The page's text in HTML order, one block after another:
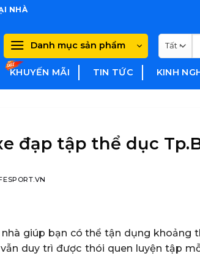
NHÀ
Danh mục sản phẩm
KHUYẾN MÃI TIN TỨC KINH
đạp tập thể dục
giúp bạn có thể tận dụng khoảng
duy trì được thói quen luyện tập